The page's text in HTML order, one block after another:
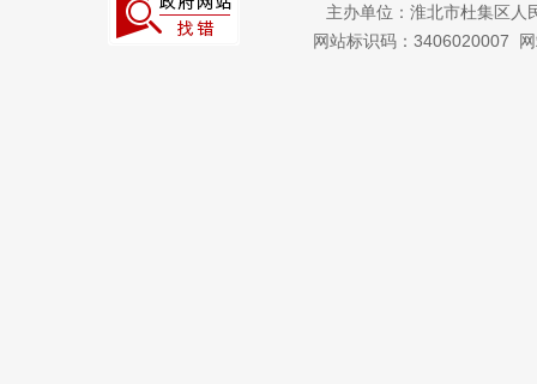
主办单位：淮北市杜集区
网站标识码：3406020007